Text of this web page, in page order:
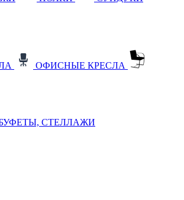
ОФИСНЫЕ КРЕСЛА
СТЕЛЛАЖИ